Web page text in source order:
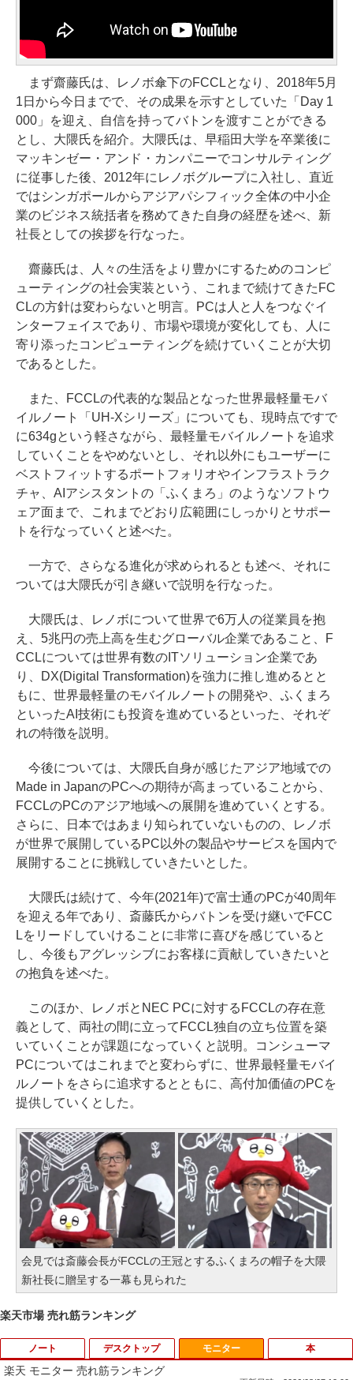
まず齋藤氏は、レノボ傘下のFCCLとなり、2018年5月
1日から今日までで、その成果を示すとしていた「Day 1
000」を迎え、自信を持ってバトンを渡すことができる
とし、大隈氏を紹介。大隈氏は、早稲田大学を卒業後に
マッキンゼー・アンド・カンパニーでコンサルティング
に従事した後、2012年にレノボグループに入社し、直近
ではシンガポールからアジアパシフィック全体の中小企
業のビジネス統括者を務めてきた自身の経歴を述べ、新
社長としての挨拶を行なった。
齋藤氏は、人々の生活をより豊かにするためのコンピ
ューティングの社会実装という、これまで続けてきたFC
CLの方針は変わらないと明言。PCは人と人をつなぐイ
ンターフェイスであり、市場や環境が変化しても、人に
寄り添ったコンピューティングを続けていくことが大切
であるとした。
また、FCCLの代表的な製品となった世界最軽量モバ
イルノート「UH-Xシリーズ」についても、現時点ですで
に634gという軽さながら、最軽量モバイルノートを追求
していくことをやめないとし、それ以外にもユーザーに
ベストフィットするポートフォリオやインフラストラク
チャ、AIアシスタントの「ふくまろ」のようなソフトウ
ェア面まで、これまでどおり広範囲にしっかりとサポー
トを行なっていくと述べた。
一方で、さらなる進化が求められるとも述べ、それに
ついては大隈氏が引き継いで説明を行なった。
大隈氏は、レノボについて世界で6万人の従業員を抱
え、5兆円の売上高を生むグローバル企業であること、F
CCLについては世界有数のITソリューション企業であ
り、DX(Digital Transformation)を強力に推し進めるとと
もに、世界最軽量のモバイルノートの開発や、ふくまろ
といったAI技術にも投資を進めているといった、それぞ
れの特徴を説明。
今後については、大隈氏自身が感じたアジア地域での
Made in JapanのPCへの期待が高まっていることから、
FCCLのPCのアジア地域への展開を進めていくとする。
さらに、日本ではあまり知られていないものの、レノボ
が世界で展開しているPC以外の製品やサービスを国内で
展開することに挑戦していきたいとした。
大隈氏は続けて、今年(2021年)で富士通のPCが40周年
を迎える年であり、斎藤氏からバトンを受け継いでFCC
Lをリードしていけることに非常に喜びを感じていると
し、今後もアグレッシブにお客様に貢献していきたいと
の抱負を述べた。
このほか、レノボとNEC PCに対するFCCLの存在意
義として、両社の間に立ってFCCL独自の立ち位置を築
いていくことが課題になっていくと説明。コンシューマ
PCについてはこれまでと変わらずに、世界最軽量モバイ
ルノートをさらに追求するとともに、高付加価値のPCを
提供していくとした。
会見では斎藤会長がFCCLの王冠とするふくまろの帽子を大隈
新社長に贈呈する一幕も見られた
楽天市場 売れ筋ランキング
ノート デスクトップ モニター
楽天 モニター 売れ筋ランキング
本